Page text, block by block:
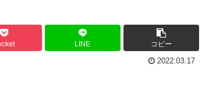
LINE コピー
2022.03.17